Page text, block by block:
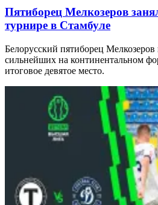
Пятиборец Мелкозеров
турнире в Стамбуле
Белорусский пятиборец Мелкозеров
сильнейших на континентальном
итоговое девятое место.